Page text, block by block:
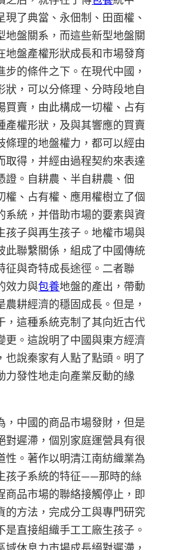
現了典當、永佃制、田面權、
地盤關系，而這些新型地盤關
地盤產權形狀成長和市場發育
步的條件之下。在現代中國，
狀，可以分條理、分時段地自
買賣，由此構成一切權、占有
產權形狀，及與其響應的買賣
條理的地盤權力，都可以經由
取得，并經由過程契約來表達
證。自耕農、半自耕農、佃
權、占有權、應用權樹立了個
系統，并借助市場的要素與資
孩子與再生孩子。地權市場與
此聯繫關係，組成了中國傳統
征與奇特成長途徑。二者聯
效力與包養地盤的產出，帶動
農耕經濟的穩固成長。但是，
，這種系統克制了其向近古代
更。這說明了中國與東方經濟
也說秦家有人點了點頭。明了
力發性地走向產業反動的緣
，中國的商品市場發財，但是
對遲滯，個別家庭運營具有很
性。著作以明清江南紡織業為
孩子系統的特征——那時的絲
商品市場的聯絡接觸停止，即
的方法，完成分工與專門研究
是直接組織手工工廠生孩子。